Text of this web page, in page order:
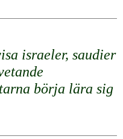
israeler, saudier
börja lära sig